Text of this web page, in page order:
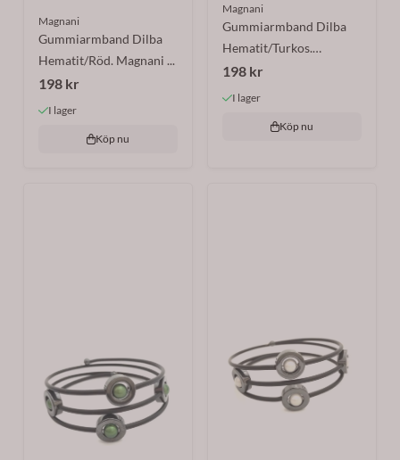
Magnani
Gummiarmband Dilba
Hematit/Röd. Magnani ...
198 kr
I lager
Köp nu
Magnani
Gummiarmband Dilba
Hematit/Turkos.
Magnani ...
198 kr
I lager
Köp nu